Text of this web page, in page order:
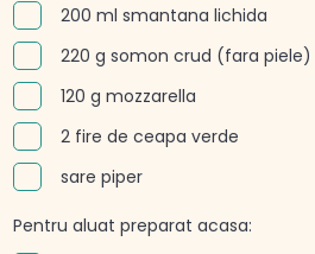
200 ml smantana lichida
220 g somon crud (fara piele)
120 g mozzarella
2 fire de ceapa verde
sare piper
Pentru aluat preparat acasa: